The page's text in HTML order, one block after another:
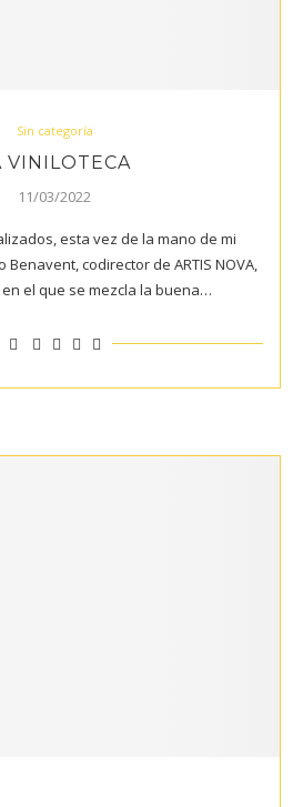
Sin categoría
VINILOTECA
11/03/2022
esta vez de la mano de mi
codirector de ARTIS NOVA,
el que se mezcla la buena…